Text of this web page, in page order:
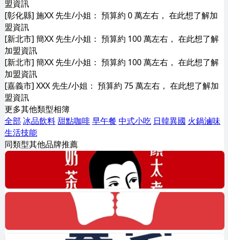
盟資訊
[彰化縣] 施XX 先生/小姐： 預算約 0 萬左右， 在此想了解加
盟資訊
[新北市] 簡XX 先生/小姐： 預算約 100 萬左右， 在此想了解
加盟資訊
[新北市] 簡XX 先生/小姐： 預算約 100 萬左右， 在此想了解
加盟資訊
[嘉義市] XXX 先生/小姐： 預算約 75 萬左右， 在此想了解加
盟資訊
更多其他類型相簿
全部 冰品飲料甜點咖啡早午餐 中式小吃 日韓異國 火鍋滷味
生活技能
同類型其他品牌推薦